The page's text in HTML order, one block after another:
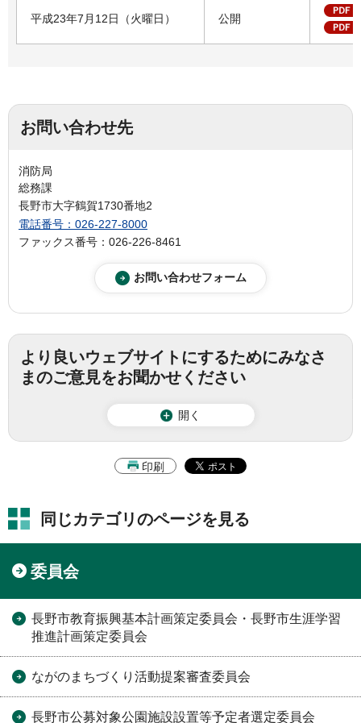
平成23年7月12日（火曜日） 公開
お問い合わせ先
消防局
総務課
長野市大字鶴賀1730番地2
電話番号：026-227-8000
ファックス番号：026-226-8461
より良いウェブサイトにするためにみなさ
まのご意見をお聞かせください
開く
印刷
同じカテゴリのページを見る
委員会
長野市教育振興基本計画策定委員会・長野市生涯学習
推進計画策定委員会
ながのまちづくり活動提案審査委員会
長野市公募対象公園施設設置等予定者選定委員会